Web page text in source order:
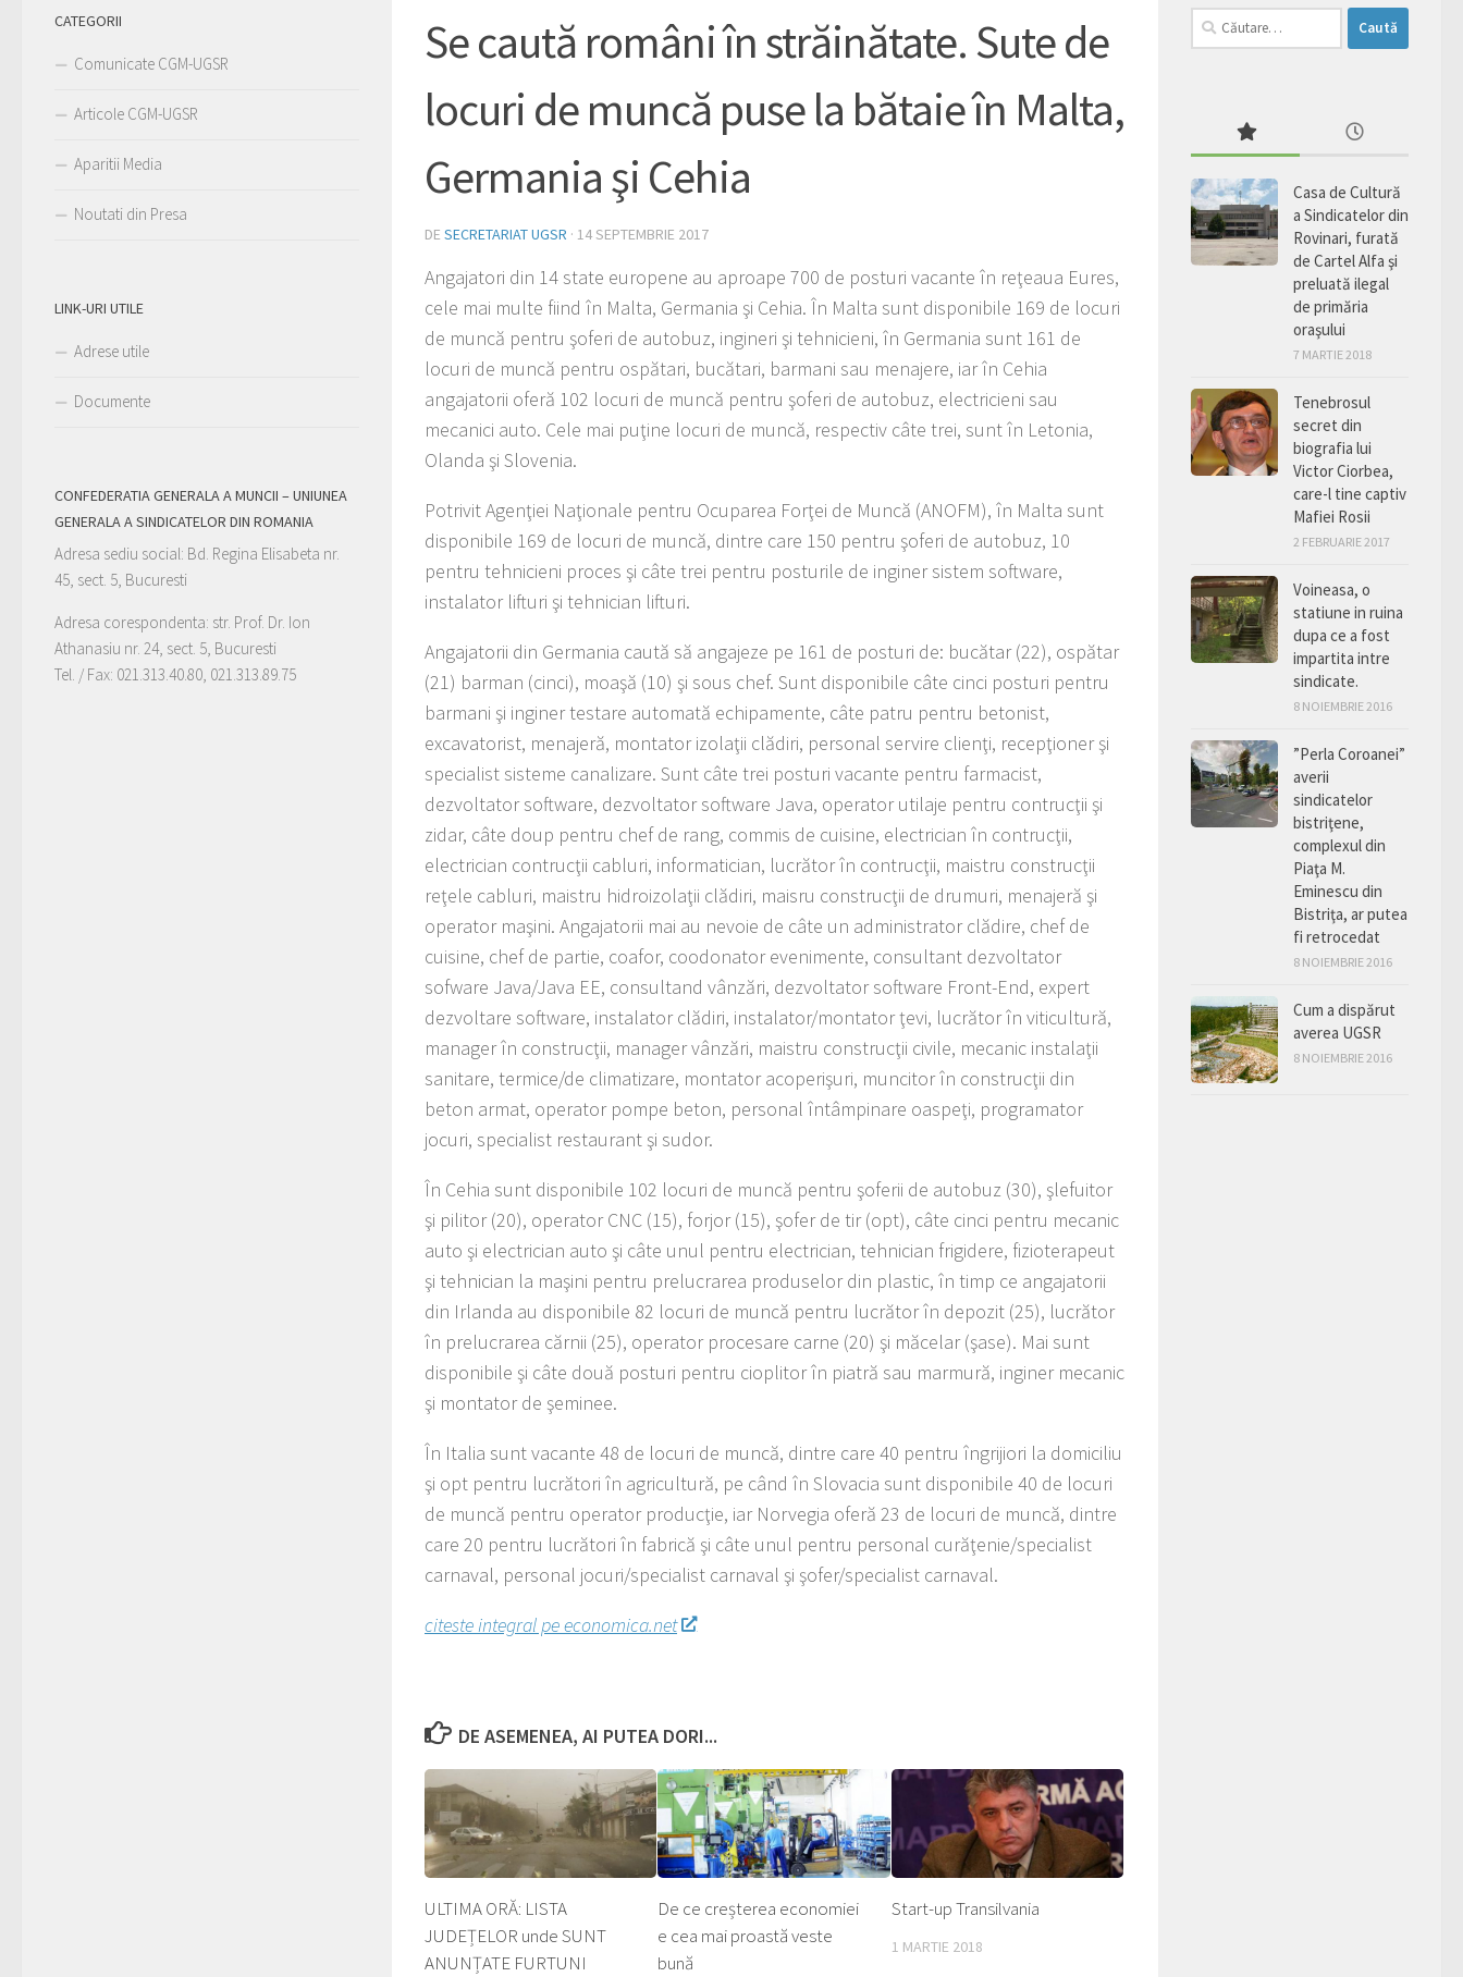
Se caută români în străinătate. Sute de
locuri de muncă puse la bătaie în Malta,
Germania şi Cehia
DE SECRETARIAT UGSR · 14 SEPTEMBRIE 2017
Angajatori din 14 state europene au aproape 700 de posturi vacante în reţeaua Eures,
cele mai multe fiind în Malta, Germania şi Cehia. În Malta sunt disponibile 169 de locuri
de muncă pentru şoferi de autobuz, ingineri şi tehnicieni, în Germania sunt 161 de
locuri de muncă pentru ospătari, bucătari, barmani sau menajere, iar în Cehia
angajatorii oferă 102 locuri de muncă pentru şoferi de autobuz, electricieni sau
mecanici auto. Cele mai puţine locuri de muncă, respectiv câte trei, sunt în Letonia,
Olanda şi Slovenia.
Potrivit Agenţiei Naţionale pentru Ocuparea Forţei de Muncă (ANOFM), în Malta sunt
disponibile 169 de locuri de muncă, dintre care 150 pentru şoferi de autobuz, 10
pentru tehnicieni proces şi câte trei pentru posturile de inginer sistem software,
instalator lifturi şi tehnician lifturi.
Angajatorii din Germania caută să angajeze pe 161 de posturi de: bucătar (22), ospătar
(21) barman (cinci), moaşă (10) şi sous chef. Sunt disponibile câte cinci posturi pentru
barmani şi inginer testare automată echipamente, câte patru pentru betonist,
excavatorist, menajeră, montator izolaţii clădiri, personal servire clienţi, recepţioner şi
specialist sisteme canalizare. Sunt câte trei posturi vacante pentru farmacist,
dezvoltator software, dezvoltator software Java, operator utilaje pentru contrucţii şi
zidar, câte doup pentru chef de rang, commis de cuisine, electrician în contrucţii,
electrician contrucţii cabluri, informatician, lucrător în contrucţii, maistru construcţii
reţele cabluri, maistru hidroizolaţii clădiri, maisru construcţii de drumuri, menajeră şi
operator maşini. Angajatorii mai au nevoie de câte un administrator clădire, chef de
cuisine, chef de partie, coafor, coodonator evenimente, consultant dezvoltator
sofware Java/Java EE, consultand vânzări, dezvoltator software Front-End, expert
dezvoltare software, instalator clădiri, instalator/montator ţevi, lucrător în viticultură,
manager în construcţii, manager vânzări, maistru construcţii civile, mecanic instalaţii
sanitare, termice/de climatizare, montator acoperişuri, muncitor în construcţii din
beton armat, operator pompe beton, personal întâmpinare oaspeţi, programator
jocuri, specialist restaurant şi sudor.
În Cehia sunt disponibile 102 locuri de muncă pentru şoferii de autobuz (30), şlefuitor
şi pilitor (20), operator CNC (15), forjor (15), şofer de tir (opt), câte cinci pentru mecanic
auto şi electrician auto şi câte unul pentru electrician, tehnician frigidere, fizioterapeut
şi tehnician la maşini pentru prelucrarea produselor din plastic, în timp ce angajatorii
din Irlanda au disponibile 82 locuri de muncă pentru lucrător în depozit (25), lucrător
în prelucrarea cărnii (25), operator procesare carne (20) şi măcelar (şase). Mai sunt
disponibile şi câte două posturi pentru cioplitor în piatră sau marmură, inginer mecanic
şi montator de şeminee.
În Italia sunt vacante 48 de locuri de muncă, dintre care 40 pentru îngrijiori la domiciliu
şi opt pentru lucrători în agricultură, pe când în Slovacia sunt disponibile 40 de locuri
de muncă pentru operator producţie, iar Norvegia oferă 23 de locuri de muncă, dintre
care 20 pentru lucrători în fabrică şi câte unul pentru personal curăţenie/specialist
carnaval, personal jocuri/specialist carnaval şi şofer/specialist carnaval.
citeste integral pe economica.net
DE ASEMENEA, AI PUTEA DORI...
ULTIMA ORĂ: LISTA
JUDEȚELOR unde SUNT
ANUNȚATE FURTUNI
De ce creșterea economiei
e cea mai proastă veste
bună
Start-up Transilvania
1 MARTIE 2018
CATEGORII
Comunicate CGM-UGSR
Articole CGM-UGSR
Aparitii Media
Noutati din Presa
LINK-URI UTILE
Adrese utile
Documente
CONFEDERATIA GENERALA A MUNCII – UNIUNEA
GENERALA A SINDICATELOR DIN ROMANIA
Adresa sediu social: Bd. Regina Elisabeta nr.
45, sect. 5, Bucuresti
Adresa corespondenta: str. Prof. Dr. Ion
Athanasiu nr. 24, sect. 5, Bucuresti
Tel. / Fax: 021.313.40.80, 021.313.89.75
Caută
după:
Casa de Cultură
a Sindicatelor din
Rovinari, furată
de Cartel Alfa şi
preluată ilegal
de primăria
oraşului
7 MARTIE 2018
Tenebrosul
secret din
biografia lui
Victor Ciorbea,
care-l tine captiv
Mafiei Rosii
2 FEBRUARIE 2017
Voineasa, o
statiune in ruina
dupa ce a fost
impartita intre
sindicate.
8 NOIEMBRIE 2016
”Perla Coroanei”
averii
sindicatelor
bistriţene,
complexul din
Piaţa M.
Eminescu din
Bistriţa, ar putea
fi retrocedat
8 NOIEMBRIE 2016
Cum a dispărut
averea UGSR
8 NOIEMBRIE 2016